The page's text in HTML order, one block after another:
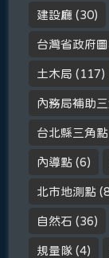
建設廳 (30)
台灣省政府
土木局 (117)
內務局補助
台北縣三角點
內導點 (6)
北市地測點
自然石 (36)
規量隊 (4)